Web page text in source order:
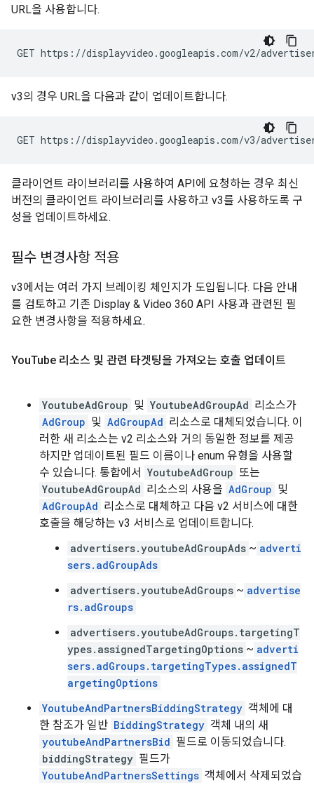
URL을 사용합니다.
GET https://displayvideo.googleapis.com/v2/
v3의 경우 URL을 다음과 같이 업데이트합니다.
GET https://displayvideo.googleapis.com/v3/
클라이언트 라이브러리를 사용하여 API에 요청하는 경우 최신
버전의 클라이언트 라이브러리를 사용하고 v3를 사용하도록 구
성을 업데이트하세요.
필수 변경사항 적용
v3에서는 여러 가지 브레이킹 체인지가 도입됩니다. 다음 안내
를 검토하고 기존 Display & Video 360 API 사용과 관련된 필
요한 변경사항을 적용하세요.
YouTube 리소스 및 관련 타겟팅을 가져오는 호출 업데이트
YoutubeAdGroup 및 YoutubeAdGroupAd 리소스가
AdGroup 및 AdGroupAd 리소스로 대체되었습니다. 이
러한 새 리소스는 v2 리소스와 거의 동일한 정보를 제공
하지만 업데이트된 필드 이름이나 enum 유형을 사용할
수 있습니다. 통합에서 YoutubeAdGroup 또는
YoutubeAdGroupAd 리소스의 사용을 AdGroup 및
AdGroupAd 리소스로 대체하고 다음 v2 서비스에 대한
호출을 해당하는 v3 서비스로 업데이트합니다.
advertisers.youtubeAdGroupAds ~ adverti
sers.adGroupAds
advertisers.youtubeAdGroups ~ advertise
rs.adGroups
advertisers.youtubeAdGroups.targetingT
ypes.assignedTargetingOptions ~ adverti
sers.adGroups.targetingTypes.assignedT
argetingOptions
YoutubeAndPartnersBiddingStrategy 객체에 대
한 참조가 일반 BiddingStrategy 객체 내의 새
youtubeAndPartnersBid 필드로 이동되었습니다.
biddingStrategy 필드가
YoutubeAndPartnersSettings 객체에서 삭제되었습